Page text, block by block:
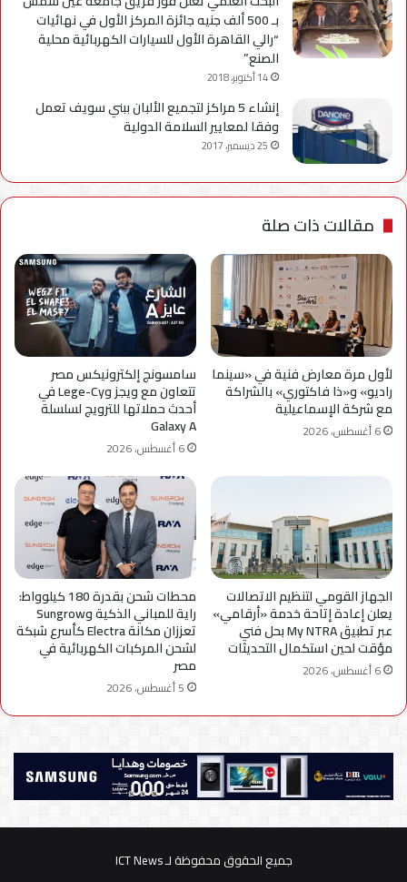
بـ 500 ألف جنيه جائزة المركز الأول في نهائيات
“رالي القاهرة الأول للسيارات الكهربائية محلية
الصنع”
14 أكتوبر، 2018
إنشاء 5 مراكز لتجميع الألبان ببني سويف تعمل
وفقا لمعايير السلامة الدولية
25 ديسمبر، 2017
مقالات ذات صلة
لأول مرة معارض فنية في «سينما
راديو» و«ذا فاكتوري» بالشراكة
مع شركة الإسماعيلية
6 أغسطس، 2026
سامسونج إلكترونيكس مصر
تتعاون مع ويجز وLege-Cy في
أحدث حملاتها للترويج لسلسلة
Galaxy A
6 أغسطس، 2026
الجهاز القومي لتنظيم الاتصالات
يعلن إعادة إتاحة خدمة «أرقامي»
عبر تطبيق My NTRA بحل فني
مؤقت لحين استكمال التحديثات
6 أغسطس، 2026
محطات شحن بقدرة 180 كيلوواط:
راية للمباني الذكية وSungrow
تعززان مكانة Electra كأسرع شبكة
لشحن المركبات الكهربائية في
مصر
5 أغسطس، 2026
جميع الحقوق محفوظة لـ ICT News